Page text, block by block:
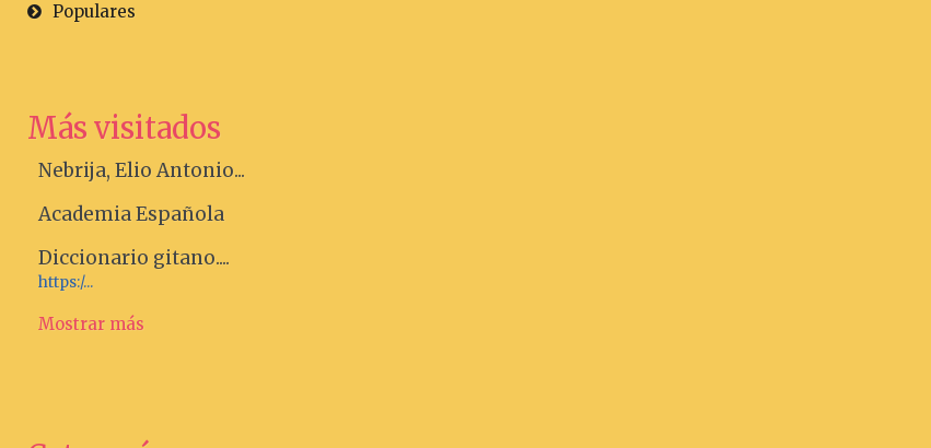
Populares
Más visitados
Nebrija, Elio Antonio...
Academia Española
Diccionario gitano....
https:/...
Mostrar más